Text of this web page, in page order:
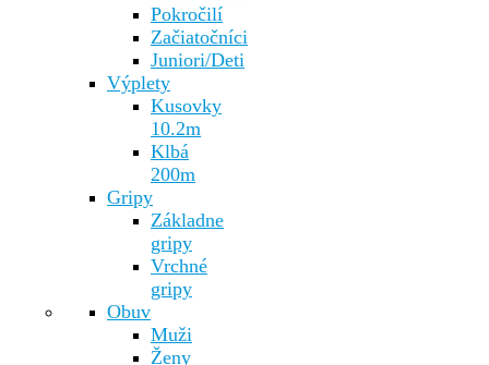
Pokročilí
Začiatočníci
Juniori/Deti
Výplety
Kusovky
10.2m
Klbá
200m
Gripy
Základne
gripy
Vrchné
gripy
Obuv
Muži
Ženy